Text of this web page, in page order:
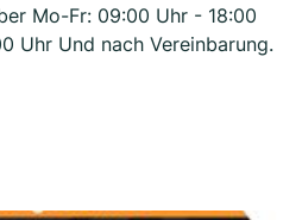
Mo-Fr: 09:00 Uhr - 18:00
Uhr Und nach Vereinbarung.